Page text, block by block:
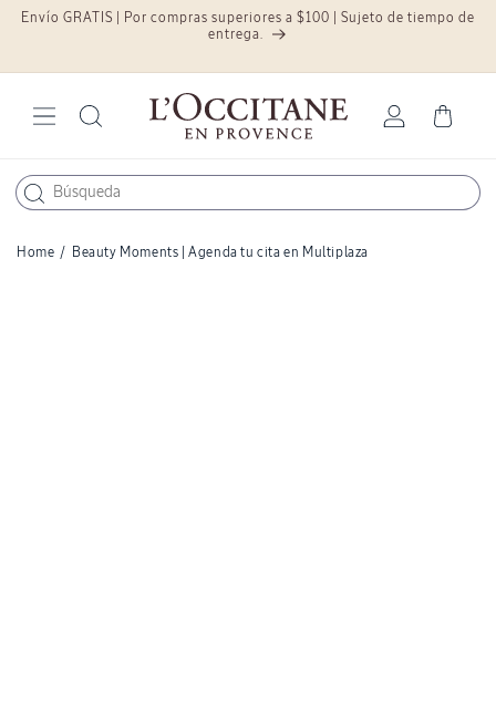
IrEnvío GRATIS | Por compras superiores a $100 | Sujeto de tiempo de
entrega.
sesión
Carrito
Home / Beauty Moments | Agenda tu cita en Multiplaza